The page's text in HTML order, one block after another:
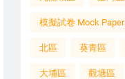
模擬試卷 Mock Paper
北區 葵青區
大埔區 觀塘區